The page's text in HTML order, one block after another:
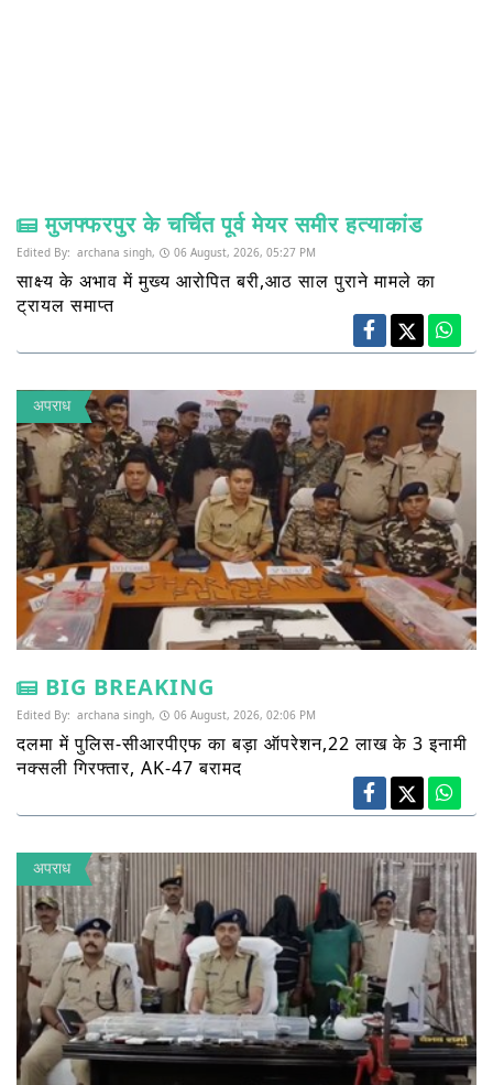
मुजफ्फरपुर के चर्चित पूर्व मेयर समीर हत्याकांड
Edited By: archana singh, 06 August, 2026, 05:27 PM
साक्ष्य के अभाव में मुख्य आरोपित बरी,आठ साल पुराने मामले का
ट्रायल समाप्त
अपराध
BIG BREAKING
Edited By: archana singh, 06 August, 2026, 02:06 PM
दलमा में पुलिस-सीआरपीएफ का बड़ा ऑपरेशन,22 लाख के 3 इनामी
नक्सली गिरफ्तार, AK-47 बरामद
अपराध